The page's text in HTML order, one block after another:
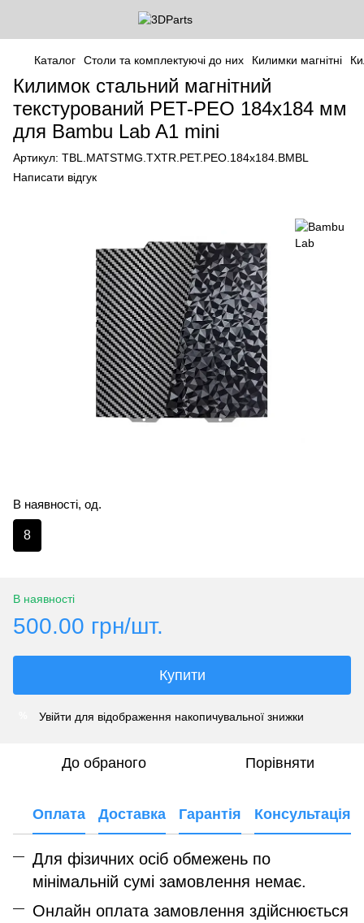
Каталог Столи та комплектуючі до них Килимки магнітні
Килимок стальний магнітний
текстурований PET-PEO 184x184 мм
для Bambu Lab A1 mini
Артикул: TBL.MATSTMG.TXTR.PET.PEO.184x184.BMBL
Написати відгук
В наявності, од.
8
В наявності
500.00 грн/шт.
Купити
Увійти для відображення накопичувальної знижки
До обраного Порівняти
Оплата Доставка Гарантія Консультація
Для фізичних осіб обмежень по
мінімальній сумі замовлення немає.
Онлайн оплата замовлення здійснюється